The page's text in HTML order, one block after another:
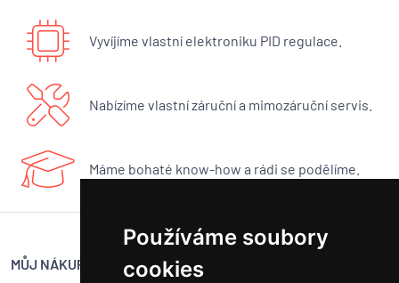
Používáme soubory
cookies
Vyvíjíme vlastní elektroniku PID regulace.
Nabízíme vlastní záruční a mimozáruční servis.
Máme bohaté know-how a rádi se podělíme.
MŮJ NÁKUP